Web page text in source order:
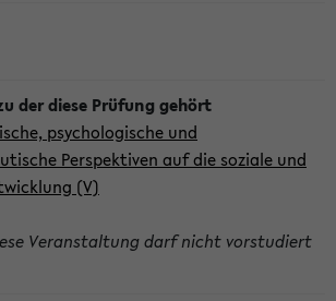
psychologische und
Perspektiven auf die soziale und
(V)
Veranstaltung darf nicht vorstudiert